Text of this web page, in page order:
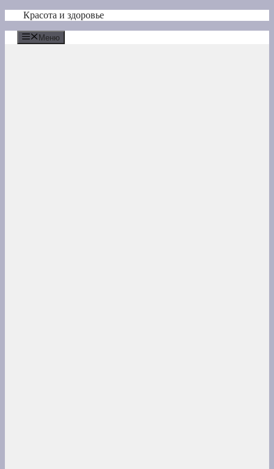
Перейти
содержимому
Красота и здоровье
Меню